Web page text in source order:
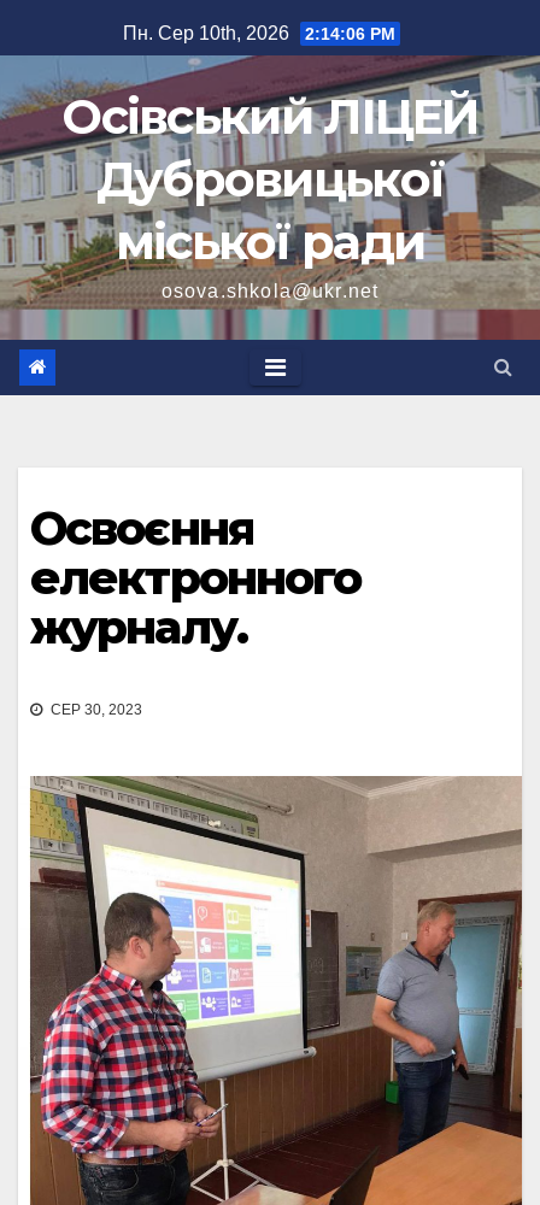
до
вмісту
Пн. Сер 10th, 2026 2:14:08 PM
Осівський ЛІЦЕЙ
Дубровицької
міської ради
osova.shkola@ukr.net
Освоєння
електронного
журналу.
СЕР 30, 2023